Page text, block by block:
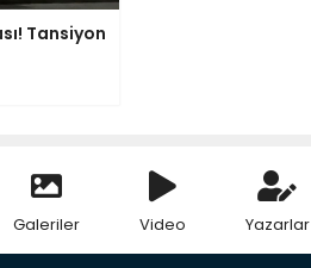
Tansiyon
Galeriler Video Yazarlar